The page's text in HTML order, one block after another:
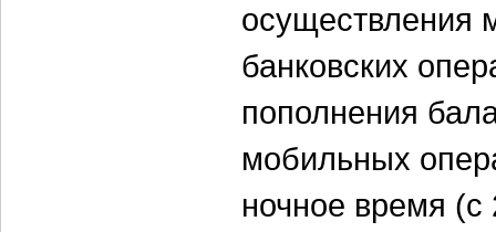
осуществления
банковских
пополнения
мобильных
ночное время (с